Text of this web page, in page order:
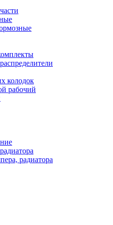
колодок
рабочий
радиатора